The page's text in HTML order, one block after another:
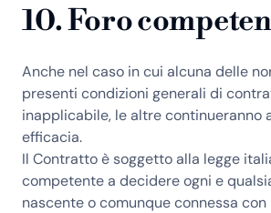
10. Foro
Anche nel caso in cui alcuna delle
presenti condizioni generali di
inapplicabile, le altre continueranno
efficacia.
Il Contratto è soggetto alla legge
competente a decidere ogni e
nascente o comunque connessa